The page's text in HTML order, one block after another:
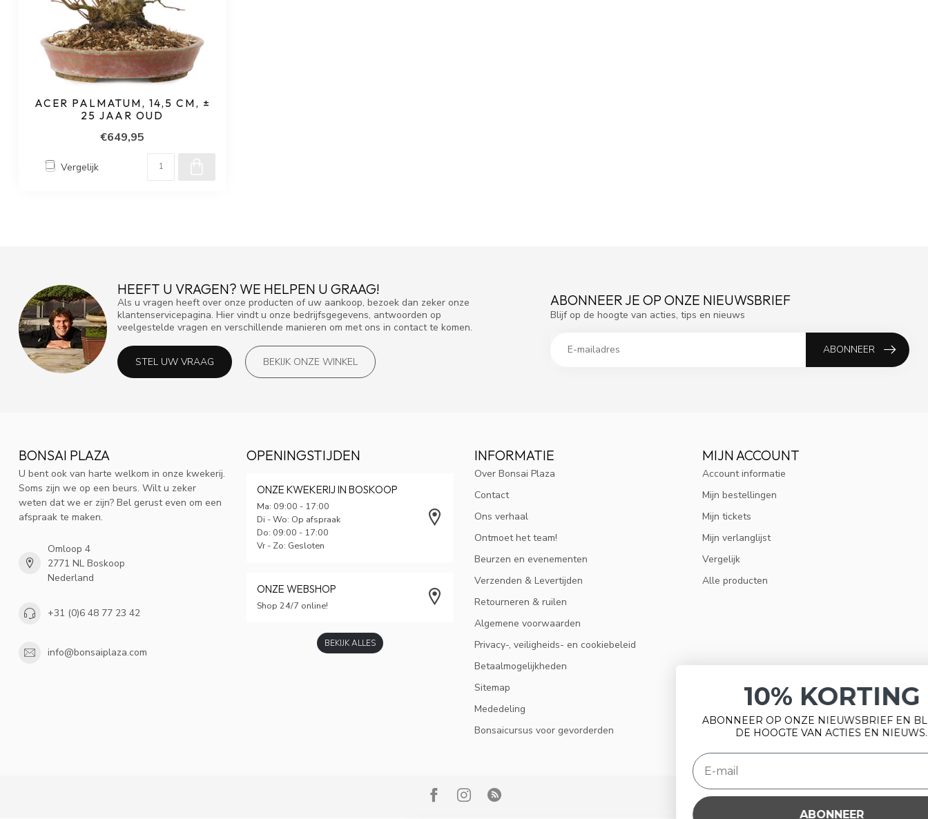
ACER PALMATUM, 14,5 CM, ±
25 JAAR OUD
€649,95
Vergelijk
HEEFT U VRAGEN? WE HELPEN U GRAAG!
Als u vragen heeft over onze producten of uw aankoop, bezoek dan zeker onze
klantenservicepagina. Hier vindt u onze bedrijfsgegevens, antwoorden op
veelgestelde vragen en verschillende manieren om met ons in contact te komen.
STEL UW VRAAG BEKIJK ONZE WINKEL
ABONNEER JE OP ONZE NIEUWSBRIEF
Blijf op de hoogte van acties, tips en nieuws
ABONNEER
BONSAI PLAZA
U bent ook van harte welkom in onze kwekerij.
Soms zijn we op een beurs. Wilt u zeker
weten dat we er zijn? Bel gerust even om een
afspraak te maken.
Omloop 4
2771 NL Boskoop
Nederland
+31 (0)6 48 77 23 42
info@bonsaiplaza.com
OPENINGSTIJDEN
ONZE KWEKERIJ IN BOSKOOP
Ma: 09:00 - 17:00
Di - Wo: Op afspraak
Do: 09:00 - 17:00
Vr - Zo: Gesloten
ONZE WEBSHOP
Shop 24/7 online!
BEKIJK ALLES
INFORMATIE
Over Bonsai Plaza
Contact
Ons verhaal
Ontmoet het team!
Beurzen en evenementen
Verzenden & Levertijden
Retourneren & ruilen
Algemene voorwaarden
Privacy-, veiligheids- en cookiebeleid
Betaalmogelijkheden
Sitemap
Mededeling
Bonsaicursus voor gevorderden
MIJN ACCOUNT
Account informatie
Mijn bestellingen
Mijn tickets
Mijn verlanglijst
Vergelijk
Alle producten
10% KORTING
ABONNEER OP ONZE NIEUWSBRIEF EN BLIJF OP
DE HOOGTE VAN ACTIES EN NIEUWS.